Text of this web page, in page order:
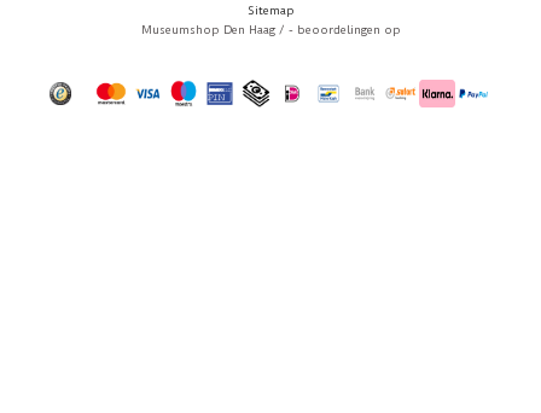
Sitemap
Museumshop Den Haag / - beoordelingen op